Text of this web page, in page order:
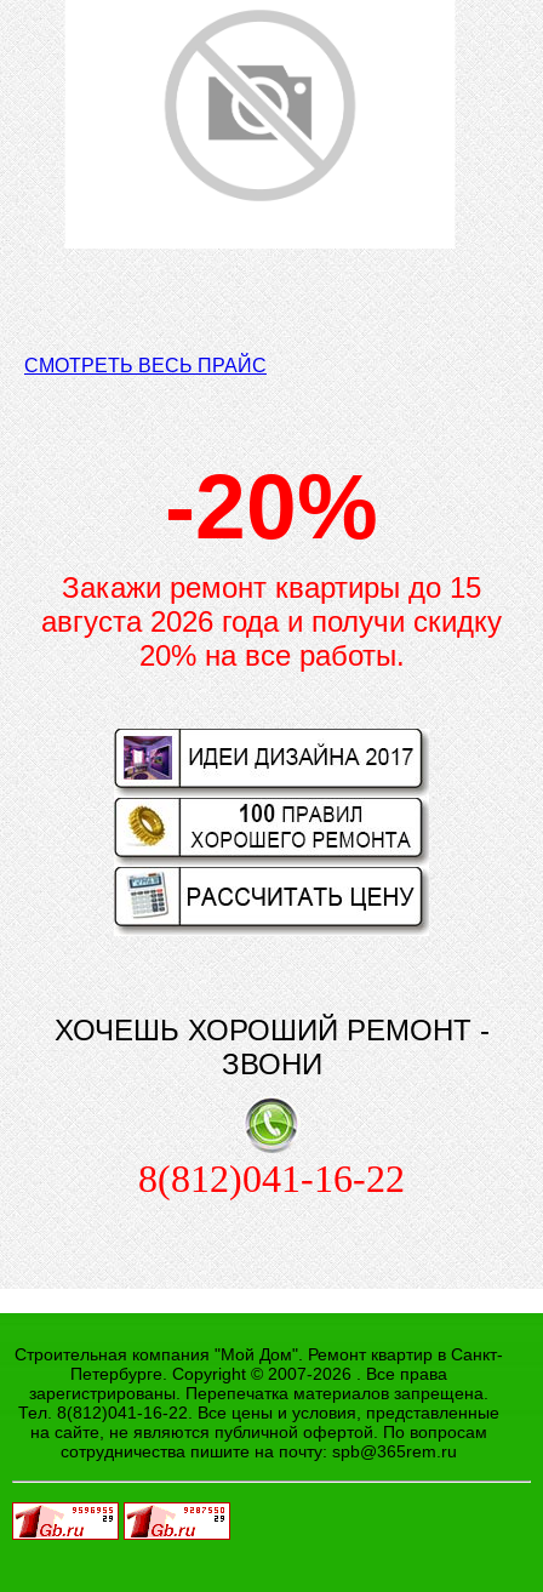
СМОТРЕТЬ ВЕСЬ ПРАЙС
-20%
Закажи ремонт квартиры до15
августа 2026 года и получи скидку
20% на все работы.
ХОЧЕШЬ ХОРОШИЙ РЕМОНТ -
ЗВОНИ
8(812)041-16-22
Строительная компания "Мой Дом". Ремонт квартир в Санкт-
Петербурге. Copyright © 2007-2026 . Все права
зарегистрированы. Перепечатка материалов запрещена.
Тел. 8(812)041-16-22. Все цены и условия, представленные
на сайте, не являются публичной офертой. По вопросам
сотрудничества пишите на почту: spb@365rem.ru